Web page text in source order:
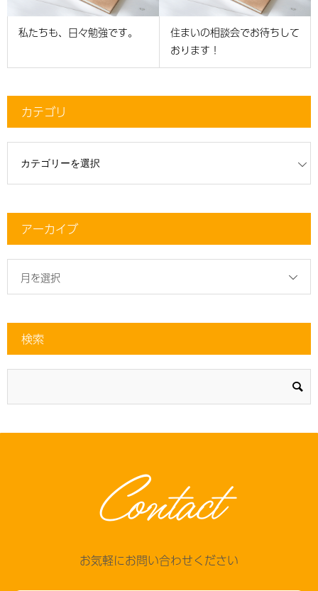
私たちも、日々勉強です。
住まいの相談会でお待ちして
おります！
カテゴリ
アーカイブ
月を選択
検索
Contact
お気軽にお問い合わせください